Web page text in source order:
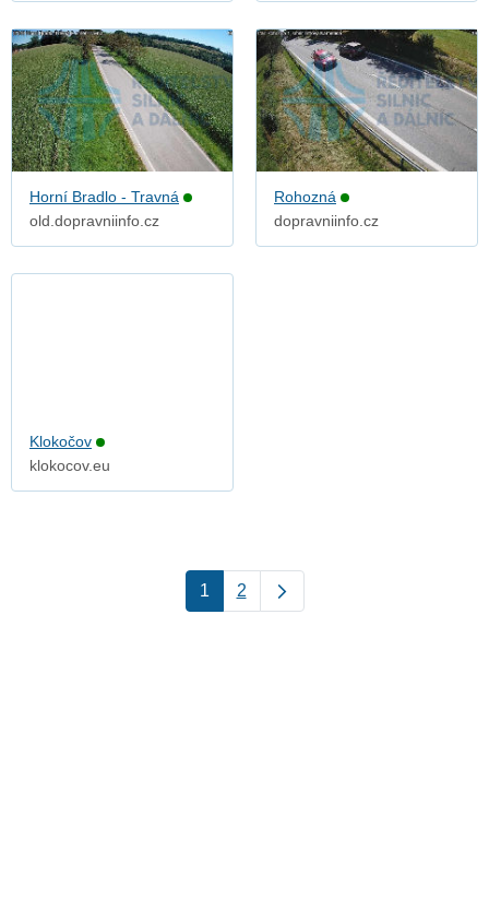
Horní Bradlo - Travná
old.dopravniinfo.cz
Rohozná
dopravniinfo.cz
Klokočov
klokocov.eu
1 2